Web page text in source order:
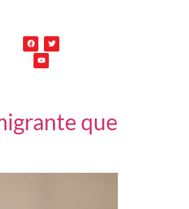
que